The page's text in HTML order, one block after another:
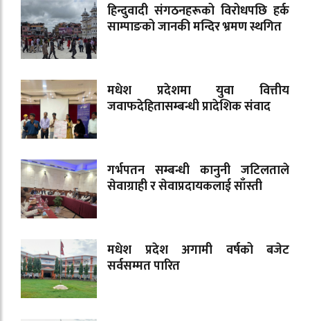
हिन्दुवादी संगठनहरूको विरोधपछि हर्क
साम्पाङको जानकी मन्दिर भ्रमण स्थगित
मधेश प्रदेशमा युवा वित्तीय
जवाफदेहितासम्बन्धी प्रादेशिक संवाद
गर्भपतन सम्बन्धी कानुनी जटिलताले
सेवाग्राही र सेवाप्रदायकलाई साँस्ती
मधेश प्रदेश अगामी वर्षको बजेट
सर्वसम्मत पारित